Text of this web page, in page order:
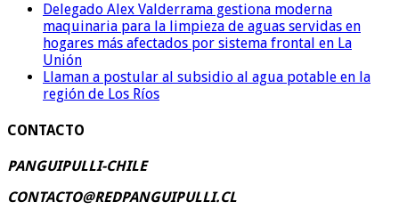
Delegado Alex Valderrama gestiona moderna
maquinaria para la limpieza de aguas servidas en
hogares más afectados por sistema frontal en La
Unión
Llaman a postular al subsidio al agua potable en la
región de Los Ríos
CONTACTO
PANGUIPULLI-CHILE
CONTACTO@REDPANGUIPULLI.CL